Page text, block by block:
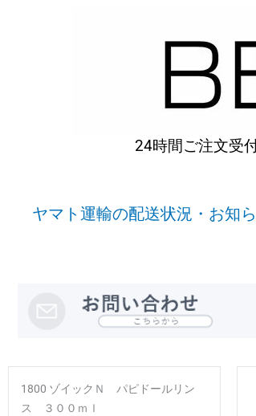
24時間ご注文受
ヤマト運輸の配送状況・お知
1800 ゾイックＮ パピドールリン
ス ３００ｍｌ